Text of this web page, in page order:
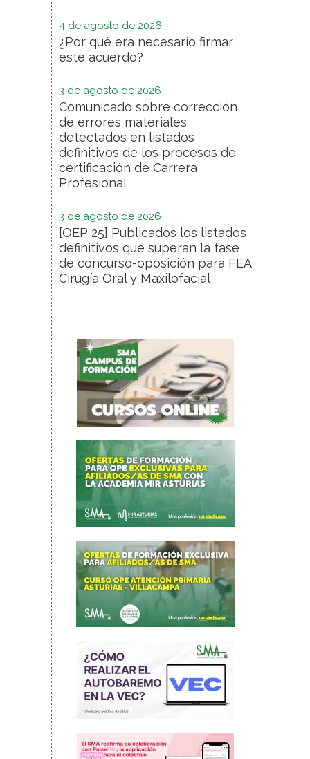
4 de agosto de 2026
¿Por qué era necesario firmar
este acuerdo?
3 de agosto de 2026
Comunicado sobre corrección
de errores materiales
detectados en listados
definitivos de los procesos de
certificación de Carrera
Profesional
3 de agosto de 2026
[OEP 25] Publicados los listados
definitivos que superan la fase
de concurso-oposición para FEA
Cirugía Oral y Maxilofacial